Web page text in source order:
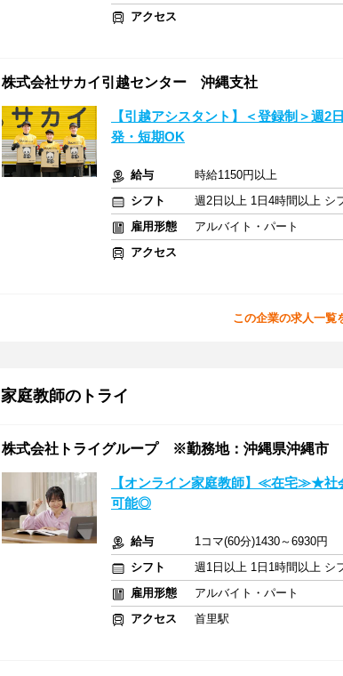
アクセス
株式会社サカイ引越センター 沖縄支社
【引越アシスタント】＜登録制＞週
発・短期OK
給与
時給1150円以上
シフト
週2日以上 1日4時間以上 シ
雇用形態
アルバイト・パート
アクセス
この企業の求人一覧
家庭教師のトライ
株式会社トライグループ ※勤務地：沖縄県沖縄市
【オンライン家庭教師】≪在宅≫★社
可能◎
給与
1コマ(60分)1430～6930円
シフト
週1日以上 1日1時間以上 シ
雇用形態
アルバイト・パート
アクセス
首里駅